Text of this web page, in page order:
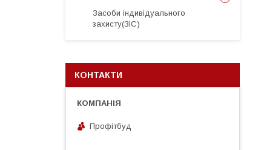
Засоби індивідуального
захисту(ЗІС)
КОНТАКТИ
Профітбуд